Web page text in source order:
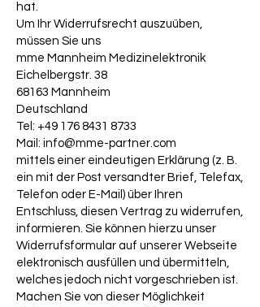
hat.
Um Ihr Widerrufsrecht auszuüben,
müssen Sie uns
mme Mannheim Medizinelektronik
Eichelbergstr. 38
68163 Mannheim
Deutschland
Tel: +49 176 8431 8733
Mail: info@mme-partner.com
mittels einer eindeutigen Erklärung (z. B.
ein mit der Post versandter Brief, Telefax,
Telefon oder E-Mail) über Ihren
Entschluss, diesen Vertrag zu widerrufen,
informieren. Sie können hierzu unser
Widerrufsformular auf unserer Webseite
elektronisch ausfüllen und übermitteln,
welches jedoch nicht vorgeschrieben ist.
Machen Sie von dieser Möglichkeit